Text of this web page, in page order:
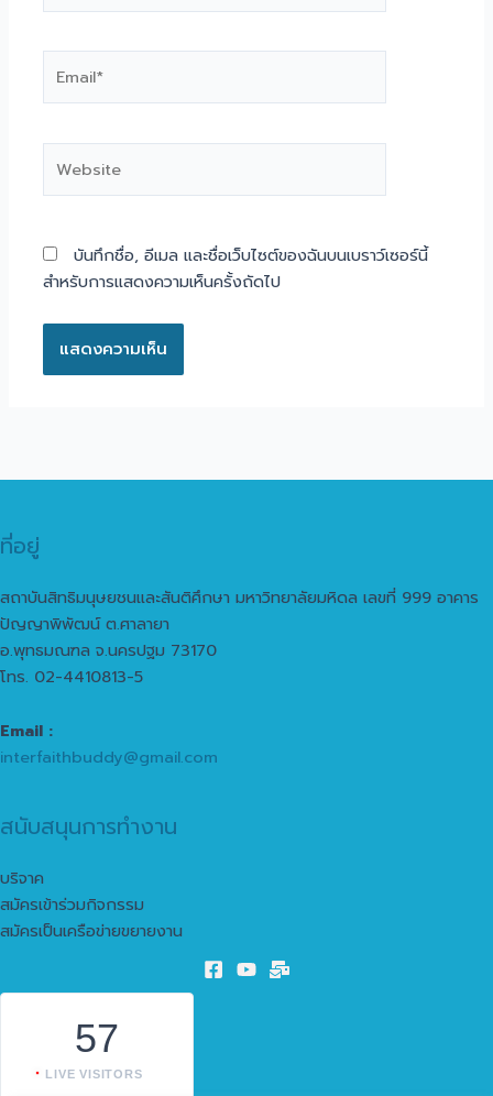
บันทึกชื่อ, อีเมล และชื่อเว็บไซต์ของฉันบนเบราว์เซอร์นี้
สำหรับการแสดงความเห็นครั้งถัดไป
ที่อยู่
สถาบันสิทธิมนุษยชนและสันติศึกษา มหาวิทยาลัยมหิดล เลขที่ 999 อาคาร
ปัญญาพิพัฒน์ ต.ศาลายา
อ.พุทธมณฑล จ.นครปฐม 73170
โทร. 02-4410813-5
Email :
interfaithbuddy@gmail.com
สนับสนุนการทำงาน
บริจาค
สมัครเข้าร่วมกิจกรรม
สมัครเป็นเครือข่ายขยายงาน
57
LIVE VISITORS